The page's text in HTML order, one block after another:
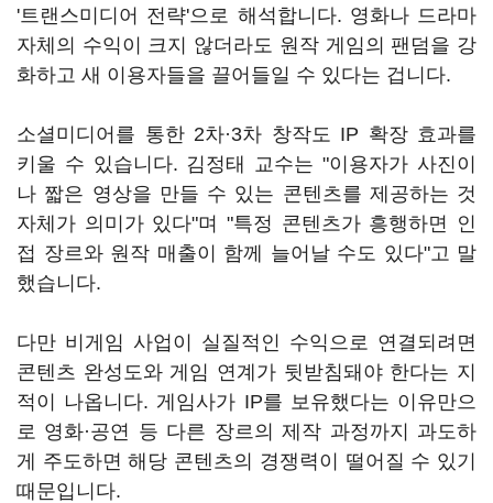
'트랜스미디어 전략'으로 해석합니다. 영화나 드라마
자체의 수익이 크지 않더라도 원작 게임의 팬덤을 강
화하고 새 이용자들을 끌어들일 수 있다는 겁니다.
소셜미디어를 통한 2차·3차 창작도 IP 확장 효과를
키울 수 있습니다. 김정태 교수는 "이용자가 사진이
나 짧은 영상을 만들 수 있는 콘텐츠를 제공하는 것
자체가 의미가 있다"며 "특정 콘텐츠가 흥행하면 인
접 장르와 원작 매출이 함께 늘어날 수도 있다"고 말
했습니다.
다만 비게임 사업이 실질적인 수익으로 연결되려면
콘텐츠 완성도와 게임 연계가 뒷받침돼야 한다는 지
적이 나옵니다. 게임사가 IP를 보유했다는 이유만으
로 영화·공연 등 다른 장르의 제작 과정까지 과도하
게 주도하면 해당 콘텐츠의 경쟁력이 떨어질 수 있기
때문입니다.